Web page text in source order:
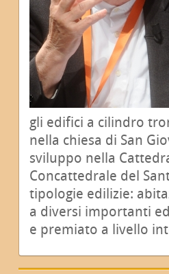
gli edifici a cilindro
nella chiesa di San
sviluppo nella
Concattedrale del
tipologie edilizie:
a diversi importanti
e premiato a livello